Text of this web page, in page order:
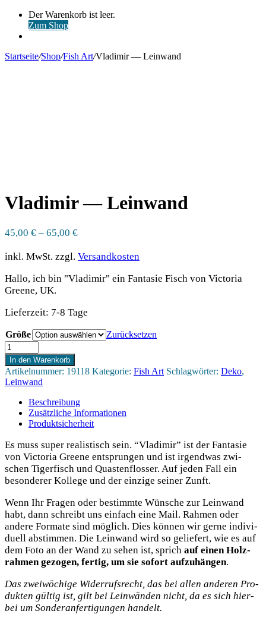
Warenkorb
ansehen
Der Warenkorb ist leer.
Zum Shop
Startseite/Shop/Fish Art/Vladimir — Leinwand
Vladimir — Leinwand
45,00 € – 65,00 €
inkl. MwSt. zzgl. Versandkosten
Hallo, ich bin "Vladimir" ein Fantasie Fisch von Victoria
Greene, UK.
Lieferzeit: 7-8 Tage
Größe
Zurücksetzen
Vladimir
-
Leinwand
Menge
In den Warenkorb
Artikelnummer: 19118 Kategorie: Fish Art Schlagwörter: Deko,
Leinwand
Beschreibung
Zusätzliche Informationen
Produktsicherheit
Es muss super rea­lis­tisch sein. “Vla­di­mir” ist der Fan­ta­sie
von Vic­to­ria Gree­ne ent­sprun­gen und ist irgend­was zwi­
schen Tiger­fisch und Quas­ten­flos­ser. Auf jeden Fall ein
beson­de­rer Kol­le­ge und der ein­zi­ge sei­ner Zunft.
Wenn Ihr Fra­gen oder bestimm­te Wün­sche zur Lein­wand
habt, dann schreibt uns ein­fach eine Mail. Rah­men oder
ande­re For­ma­te sind mög­lich. Dies kön­nen wir ger­ne indi­vi­
du­ell abstim­men. Die Lein­wand wird so gelie­fert, wie es auf
dem Foto an der Wand zu sehen ist, sprich auf einen Holz­
rah­men gezo­gen, fer­tig, um sie sofort auf­zu­hän­gen.
Das zwei­wö­chi­ge Wider­rufs­recht, das bei allen ande­ren Pro­
duk­ten gül­tig ist, gilt bei Lein­wän­den nicht, da es sich hier­
bei um Son­der­an­fer­ti­gun­gen handelt.